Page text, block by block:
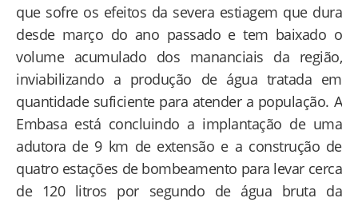
que sofre os efeitos da severa estiagem que dura
desde março do ano passado e tem baixado o
volume acumulado dos mananciais da região,
inviabilizando a produção de água tratada em
quantidade suficiente para atender a população. A
Embasa está concluindo a implantação de uma
adutora de 9 km de extensão e a construção de
quatro estações de bombeamento para levar cerca
de 120 litros por segundo de água bruta da